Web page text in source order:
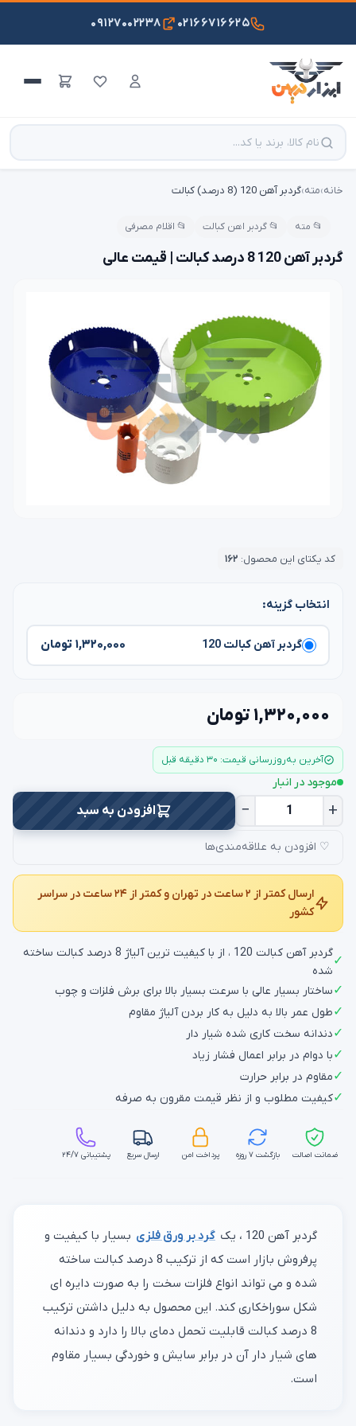
۰۲۱۶۶۷۱۶۶۲۵ ۰۹۱۲۷۰۰۲۲۳۸
خانه›مته›گردبر آهن 120 (8 درصد) کبالت
📂 مته 📂 گردبر اهن کبالت 📂 اقلام مصرفی
گردبر آهن 120 8 درصد کبالت | قیمت عالی
کد یکتای این محصول: ۱۶۲
انتخاب گزینه:
گردبر آهن کبالت 120 ۱,۳۲۰,۰۰۰ تومان
۱,۳۲۰,۰۰۰ تومان
آخرین به‌روزرسانی قیمت: ۳۰ دقیقه قبل
موجود در انبار
− + افزودن به سبد
♡ افزودن به علاقه‌مندی‌ها
ارسال کمتر از ۲ ساعت در تهران و کمتر از ۲۴ ساعت در سراسر
کشور
✓
گردبر آهن کبالت 120 ، از با کیفیت ترین آلیاژ 8 درصد کبالت ساخته
شده
✓ساختار بسیار عالی با سرعت بسیار بالا برای برش فلزات و چوب
✓طول عمر بالا به دلیل به کار بردن آلیاژ مقاوم
✓دندانه سخت کاری شده شیار دار
✓با دوام در برابر اعمال فشار زیاد
✓مقاوم در برابر حرارت
✓کیفیت مطلوب و از نظر قیمت مقرون به صرفه
ضمانت اصالت بازگشت ۷ روزه پرداخت امن ارسال سریع پشتیبانی ۲۴/۷
گردبر آهن 120 ، یک گرد بر ورق فلزی بسیار با کیفیت و
پرفروش بازار است که از ترکیب 8 درصد کبالت ساخته
شده و می تواند انواع فلزات سخت را به صورت دایره ای
شکل سوراخکاری کند. این محصول به دلیل داشتن ترکیب
8 درصد کبالت قابلیت تحمل دمای بالا را دارد و دندانه
های شیار دار آن در برابر سایش و خوردگی بسیار مقاوم
است.